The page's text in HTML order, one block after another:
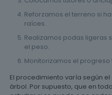
Reforzamos el terreno si
raíces.
Realizamos podas ligeras
el peso.
Monitorizamos el
El procedimiento varía según
árbol. Por supuesto, que en